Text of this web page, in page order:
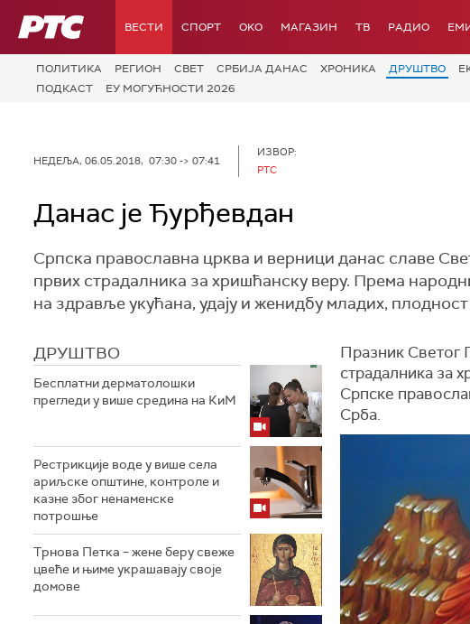
РТС ВЕСТИ СПОРТ OKO МАГАЗИН ТВ РАДИО
ПОЛИТИКА РЕГИОН СВЕТ СРБИЈА ДАНАС ХРОНИКА ДРУШТВО
ПОДКАСТ
ЕУ МОГУЋНОСТИ 2026
НЕДЕЉА, 06.05.2018, 07:30 -> 07:41
ИЗВОР:
РТС
Данас је Ђурђевдан
Српска православна црква и верници данас славe
првих страдалника за хришћанску веру. Према
на здравље укућана, удају и женидбу младих,
ДРУШТВО
Бесплатни дерматолошки
прегледи у више средина на КиМ
Рестрикције воде у више села
ариљске општине, контроле и
казне због ненаменске
потрошње
Трнова Петка – жене беру свеже
цвеће и њиме украшавају своје
домове
Празник Светог
страдалника за
Српске
Срба.